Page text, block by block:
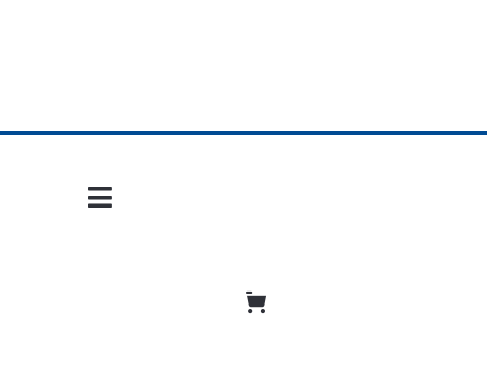
Toggle